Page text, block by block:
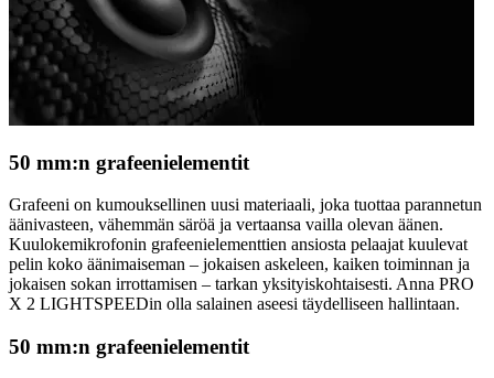
50 mm:n grafeenielementit
Grafeeni on kumouksellinen uusi materiaali, joka tuottaa parannetun
äänivasteen, vähemmän säröä ja vertaansa vailla olevan äänen.
Kuulokemikrofonin grafeenielementtien ansiosta pelaajat kuulevat
pelin koko äänimaiseman – jokaisen askeleen, kaiken toiminnan ja
jokaisen sokan irrottamisen – tarkan yksityiskohtaisesti. Anna PRO
X 2 LIGHTSPEEDin olla salainen aseesi täydelliseen hallintaan.
50 mm:n grafeenielementit